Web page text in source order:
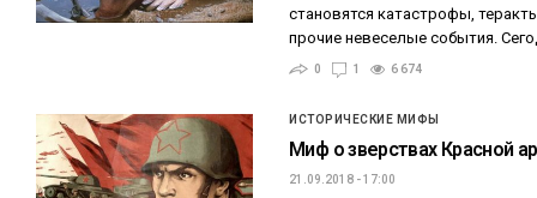
становятся катастрофы,
прочие невеселые события.
0 1 6 674
ИСТОРИЧЕСКИЕ МИФЫ
Миф о зверствах Красной
21.09.2018 - 17:00